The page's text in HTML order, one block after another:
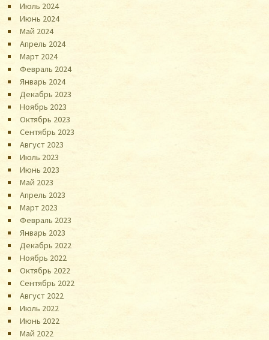
Июль 2024
Июнь 2024
Май 2024
Апрель 2024
Март 2024
Февраль 2024
Январь 2024
Декабрь 2023
Ноябрь 2023
Октябрь 2023
Сентябрь 2023
Август 2023
Июль 2023
Июнь 2023
Май 2023
Апрель 2023
Март 2023
Февраль 2023
Январь 2023
Декабрь 2022
Ноябрь 2022
Октябрь 2022
Сентябрь 2022
Август 2022
Июль 2022
Июнь 2022
Май 2022